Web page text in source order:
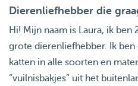
Dierenliefhebber die
Hi! Mijn naam is Laura, ik
grote dierenliefhebber. Ik
katten in alle soorten en
“vuilnisbakjes” uit het